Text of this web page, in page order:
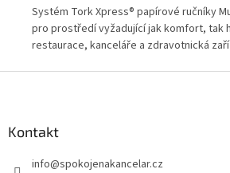
Systém Tork Xpress® papírové ručníky
pro prostředí vyžadující jak komfort, tak
restaurace, kanceláře a zdravotnická
Kontakt
info@spokojenakancelar.cz